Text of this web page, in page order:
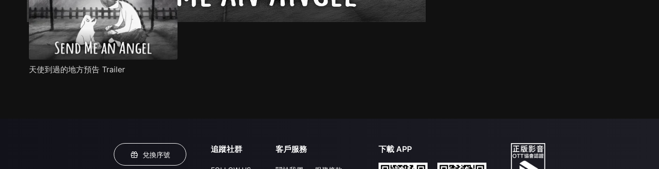
天使到過的地方預告 Trailer
兌換序號
追蹤社群 客戶服務 下載 APP